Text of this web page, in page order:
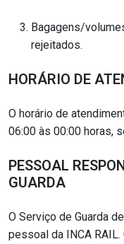
Bagagens/
rejeitados.
HORÁRIO DE
O horário de
06:00 às 00:00 horas,
PESSOAL
GUARDA
O Serviço de Guarda
pessoal da INCA